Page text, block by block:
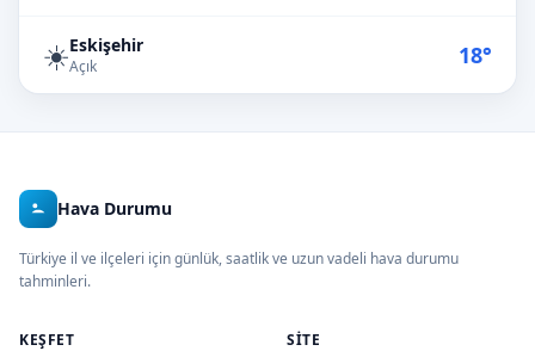
☀️Eskişehir
Açık 18°
Hava Durumu
Türkiye il ve ilçeleri için günlük, saatlik ve uzun vadeli hava durumu
tahminleri.
KEŞFET SITE